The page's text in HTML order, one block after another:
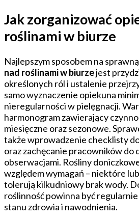
Jak zorganizować
roślinami w biurze
Najlepszym sposobem na sprawną
nad roślinami w biurzejest
określonych ról i ustalenie
samo wyznaczenie opiekuna
nieregularności w pielęgnacji.
harmonogram zawierający
miesięczne oraz sezonowe.
także wprowadzenie checklisty
oraz zachęcanie pracowników do
obserwacjami. Rośliny
względem wymagań – niektóre
tolerują kilkudniowy brak wody.
roślinność powinna być
stanu zdrowia i nawodnienia.